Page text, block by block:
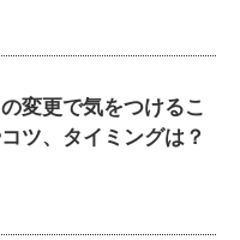
変更で気をつけるこ
ツ、タイミングは？